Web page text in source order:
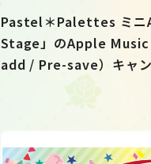
Pastel＊Palettes ミニ
Stage」のApple
add / Pre-save）キャ